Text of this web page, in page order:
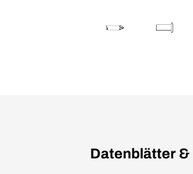
Datenblätter &